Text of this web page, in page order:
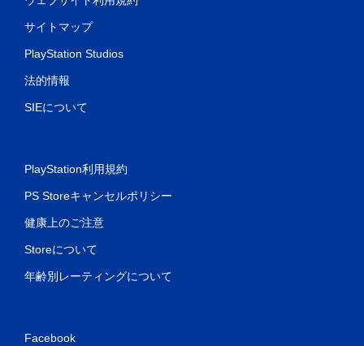
サイトマップ
PlayStation Studios
法的情報
SIEについて
PlayStation利用規約
PS Storeキャンセルポリシー
健康上のご注意
Storeについて
年齢別レーティングについて
Facebook